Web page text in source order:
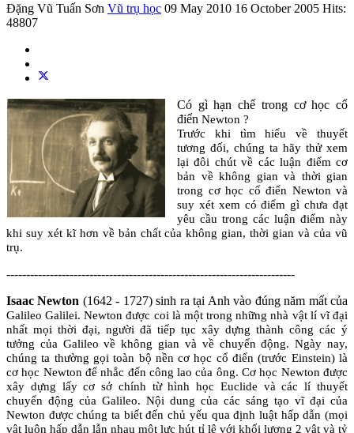
Đặng Vũ Tuấn Sơn Vũ trụ học 09 May 2010 16 October 2005 Hits:
48807
Có gì hạn chế trong cơ học cổ
điển Newton ?
Trước khi tìm hiểu về thuyết
tương đối, chúng ta hãy thử xem
lại đôi chút về các luận điểm cơ
bản về không gian và thời gian
trong cơ học cổ điển Newton và
suy xét xem có điểm gì chưa đạt
yêu cầu trong các luận điểm này
khi suy xét kĩ hơn về bản chất của không gian, thời gian và của vũ
trụ.
-------------------------------------------------------------------------
Isaac Newton (1642 - 1727) sinh ra tại Anh vào đúng năm mất của
Galileo Galilei.Newton được coi là một trong những nhà vật lí vĩ đại
nhất mọi thời đại, người đã tiếp tục xây dựng thành công các ý
tưởng của Galileo về không gian và về chuyển động. Ngày nay,
chúng ta thường gọi toàn bộ nền cơ học cổ điển (trước Einstein) là
cơ học Newton để nhắc đến công lao của ông. Cơ học Newton được
xây dựng lấy cơ sở chính từ hình học Euclide và các lí thuyết
chuyển động của Galileo. Nội dung của các sáng tạo vĩ đại của
Newton được chúng ta biết đến chủ yếu qua định luật hấp dẫn (mọi
vật luôn hấp dẫn lẫn nhau một lực hút tỉ lệ với khối lượng 2 vật và tỷ